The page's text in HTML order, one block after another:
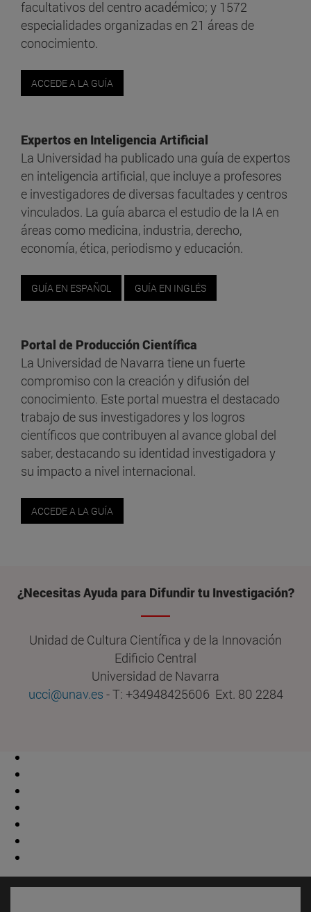
facultativos del centro académico; y 1572
especialidades organizadas en 21 áreas de
conocimiento.
ACCEDE A LA GUÍA
Expertos en Inteligencia Artificial
La Universidad ha publicado una guía de expertos
en inteligencia artificial, que incluye a profesores
e investigadores de diversas facultades y centros
vinculados. La guía abarca el estudio de la IA en
áreas como medicina, industria, derecho,
economía, ética, periodismo y educación.
GUÍA EN ESPAÑOL GUÍA EN INGLÉS
Portal de Producción Científica
La Universidad de Navarra tiene un fuerte
compromiso con la creación y difusión del
conocimiento. Este portal muestra el destacado
trabajo de sus investigadores y los logros
científicos que contribuyen al avance global del
saber, destacando su identidad investigadora y
su impacto a nivel internacional.
ACCEDE A LA GUÍA
¿Necesitas Ayuda para Difundir tu Investigación?
Unidad de Cultura Científica y de la Innovación
Edificio Central
Universidad de Navarra
ucci@unav.es - T: +34948425606 Ext. 80 2284